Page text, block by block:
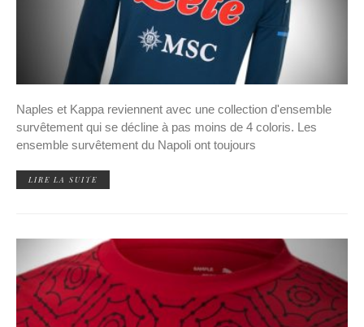
Naples et Kappa reviennent avec une collection d'ensemble
survêtement qui se décline à pas moins de 4 coloris. Les
ensemble survêtement du Napoli ont toujours
LIRE LA SUITE